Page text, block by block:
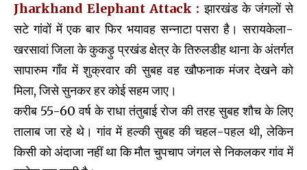
Jharkhand Elephant Attack : झारखंड के जंगलों से
सटे गांवों में एक बार फिर भयावह सन्नाटा पसरा है। सरायकेला-
खरसावां जिला के कुकड़ु प्रखंड क्षेत्र के तिरुलडीह थाना के अंतर्गत
सापारुम गाँव में शुक्रवार की सुबह वह खौफनाक मंजर देखने को
मिला, जिसे सुनकर हर कोई सहम जाए।
करीब 55-60 वर्ष के राधा तंतुबाई रोज की तरह सुबह शौच‌ के लिए
तालाब जा रहे थे। गांव में हल्की सुबह की चहल-पहल थी, लेकिन
किसी को अंदाजा नहीं था कि मौत चुपचाप जंगल से निकलकर गांव में